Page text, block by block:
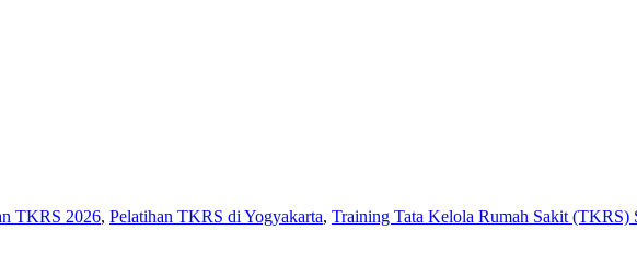
TKRS 2026, Pelatihan TKRS di Yogyakarta, Training Tata Kelola Rumah Sakit (TKRS)